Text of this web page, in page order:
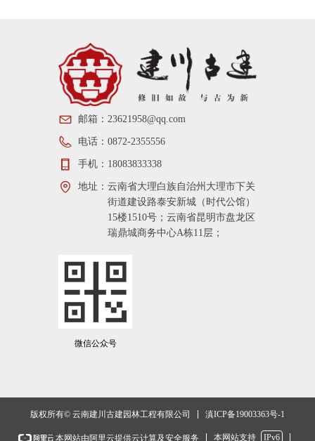
邮箱：23621958@qq.com
电话：0872-2355556
手机： 18083833338
地址：云南省大理白族自治州大理市下关
街道建设路泰安新城（时代公馆）
15楼1510号；云南省昆明市盘龙区
瑞鼎城商务中心A栋11层；
微信公众号
版权所有© 云南建川古建园林工程有限公司 滇ICP备19003363号-1
本网站由阿里云提供云计算及安全服务 本网站支持 IPv6